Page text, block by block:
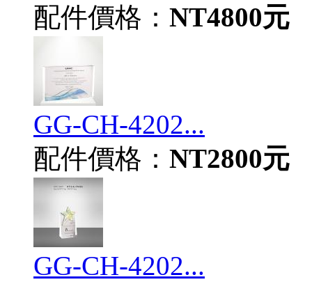
配件價格： NT4800元
GG-CH-4202...
配件價格： NT2800元
GG-CH-4202...